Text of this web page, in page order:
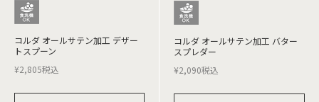
コルダ オールサテン加工 デザー
トスプーン
¥2,805税込
コルダ オールサテン加工 バター
スプレダー
¥2,090税込